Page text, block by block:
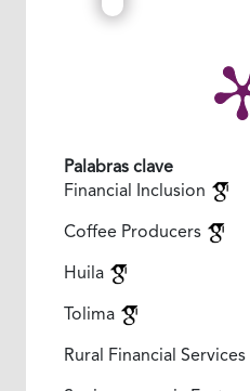
Palabras clave
Financial Inclusion
Coffee Producers
Huila
Tolima
Rural Financial Services